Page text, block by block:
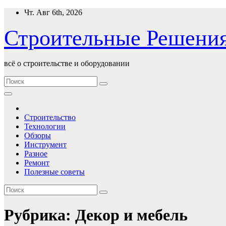
Перейти
содержимому
Чт. Авг 6th, 2026
Строительные
всё о строительстве и оборудовании
Строительство
Технологии
Обзоры
Инструмент
Разное
Ремонт
Полезные советы
Рубрика: Декор и мебель